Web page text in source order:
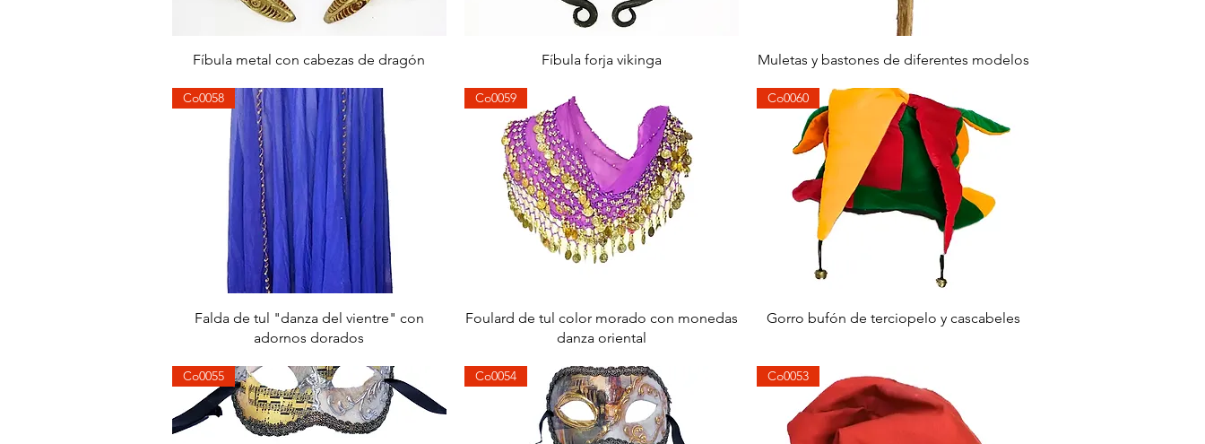
Aperçu rapide
Fíbula metal con cabezas de dragón Aperçu rapide
Fíbula forja vikinga Aperçu rapide
Muletas y bastones de diferentes modelos
Aperçu rapide
Co0058
Falda de tul "danza del vientre" con
adornos dorados
Aperçu rapide
Co0059
Foulard de tul color morado con monedas
danza oriental
Aperçu rapide
Co0060
Gorro bufón de terciopelo y cascabeles
Co0055 Co0054 Co0053